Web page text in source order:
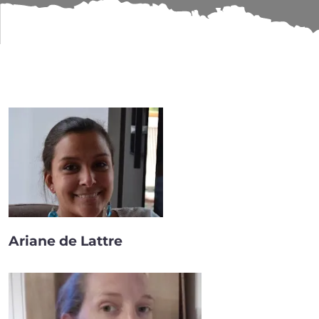
Ariane de Lattre